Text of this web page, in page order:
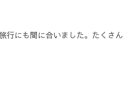
行にも間に合いました。たくさん